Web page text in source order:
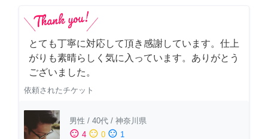
とても丁寧に対応して頂き感謝しています。仕上
がりも素晴らしく気に入っています。ありがとう
ございました。
依頼されたチケット
男性 / 40代 / 神奈川県
sentiment_satisfied 4 sentiment_neutral 0 sentiment_dissatisfied 1